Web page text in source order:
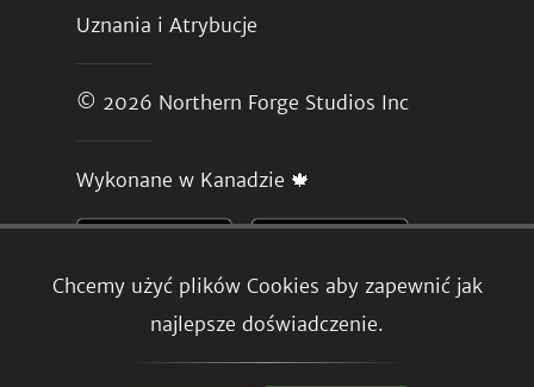
Chcemy użyć plików Cookies aby zapewnić jak
najlepsze doświadczenie.
Uznania i Atrybucje
© 2026 Northern Forge Studios Inc
Wykonane w Kanadzie 🍁